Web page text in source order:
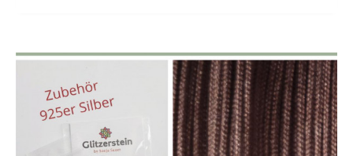
Dieses
Produkt
weist
mehrere
Varianten
Preisspanne:
3,00 €
bis
3,40 €